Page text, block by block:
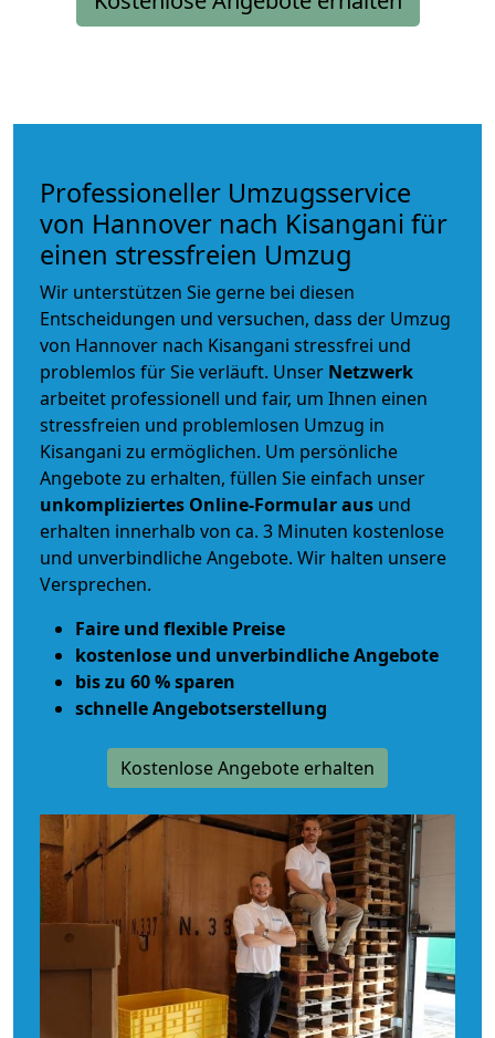
Professioneller Umzugsservice
von Hannover nach Kisangani für
einen stressfreien Umzug
Wir unterstützen Sie gerne bei diesen
Entscheidungen und versuchen, dass der Umzug
von Hannover nach Kisangani stressfrei und
problemlos für Sie verläuft. Unser Netzwerk
arbeitet professionell und fair, um Ihnen einen
stressfreien und problemlosen Umzug in
Kisangani zu ermöglichen. Um persönliche
Angebote zu erhalten, füllen Sie einfach unser
unkompliziertes Online-Formular aus und
erhalten innerhalb von ca. 3 Minuten kostenlose
und unverbindliche Angebote. Wir halten unsere
Versprechen.
Faire und flexible Preise
kostenlose und unverbindliche Angebote
bis zu 60 % sparen
schnelle Angebotserstellung
Kostenlose Angebote erhalten